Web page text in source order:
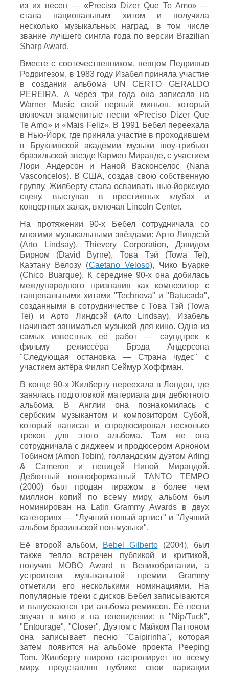
из их песен — «Preciso Dizer Que Te Amo» —
стала национальным хитом и получила
несколько музыкальных наград, в том числе
звание лучшего сингла года по версии Brazilian
Sharp Award.
Вместе с соотечественником, певцом Педринью
Родригезом, в 1983 году Изабел приняла участие
в создании альбома UN CERTO GERALDO
PEREIRA. А через три года она записала на
Warner Music свой первый миньон, который
включал знаменитые песни «Preciso Dizer Que
Te Amo» и «Mais Feliz». В 1991 Бебел переехала
в Нью-Йорк, где приняла участие в проходившем
в Бруклинской академии музыки шоу-трибьют
бразильской звезде Кармен Миранде, с участием
Лори Андерсон и Наной Васконселос (Nana
Vasconcelos). В США, создав свою собственную
группу, Жилберту стала осваивать нью-йоркскую
сцену, выступая в престижных клубах и
концертных залах, включая Lincoln Center.
На протяжении 90-х Бебел сотрудничала со
многими музыкальными звёздами: Арто Линдсэй
(Arto Lindsay), Thievery Corporation, Дэвидом
Бирном (David Byrne), Това Тэй (Towa Tei),
Каэтану Велозу (Caetano Veloso), Чико Буарке
(Chico Buarque). К середине 90-х она добилась
международного признания как композитор с
танцевальными хитами "Technova" и "Batucada",
созданными в сотрудничестве с Това Тэй (Towa
Tei) и Арто Линдсэй (Arto Lindsay). Изабель
начинает заниматься музыкой для кино. Одна из
самых известных её работ — саундтрек к
фильму режиссёра Брэда Андерсона
"Следующая остановка — Страна чудес" с
участием актёра Филип Сеймур Хоффман.
В конце 90-х Жилберту переехала в Лондон, где
занялась подготовкой материала для дебютного
альбома. В Англии она познакомилась с
сербским музыкантом и композитором Субой,
который написал и спродюсировал несколько
треков для этого альбома. Там же она
сотрудничала с диджеем и продюсером Арноном
Тобином (Amon Tobin), голландским дуэтом Arling
& Cameron и певицей Ниной Мирандой.
Дебютный полноформатный TANTO TEMPO
(2000) был продан тиражом в более чем
миллион копий по всему миру, альбом был
номинирован на Latin Grammy Awards в двух
категориях — "Лучший новый артист" и "Лучший
альбом бразильской поп-музыки".
Её второй альбом,
Bebel Gilberto(2004), был
также тепло встречен публикой и критикой,
получив MOBO Award в Великобритании, а
устроители музыкальной премии Grammy
отметили его несколькими номинациями. На
популярные треки с дисков Бебел записываются
и выпускаются три альбома ремиксов. Её песни
звучат в кино и на телевидении: в "Nip/Tuck",
"Entourage", "Closer". Дуэтом с Майком Паттоном
она записывает песню "Caipirinha", которая
затем появится на альбоме проекта Peeping
Tom. Жилберту широко гастролирует по всему
миру, представляя публике свои вариации